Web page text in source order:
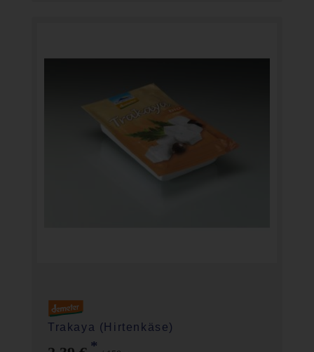
Trakaya (Hirtenkäse)
*